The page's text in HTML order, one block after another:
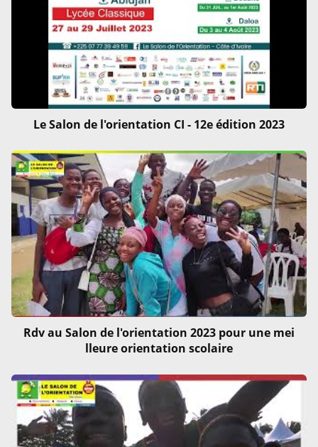
Le Salon de l'orientation CI - 12e édition 2023
Rdv au Salon de l'orientation 2023 pour une mei
lleure orientation scolaire